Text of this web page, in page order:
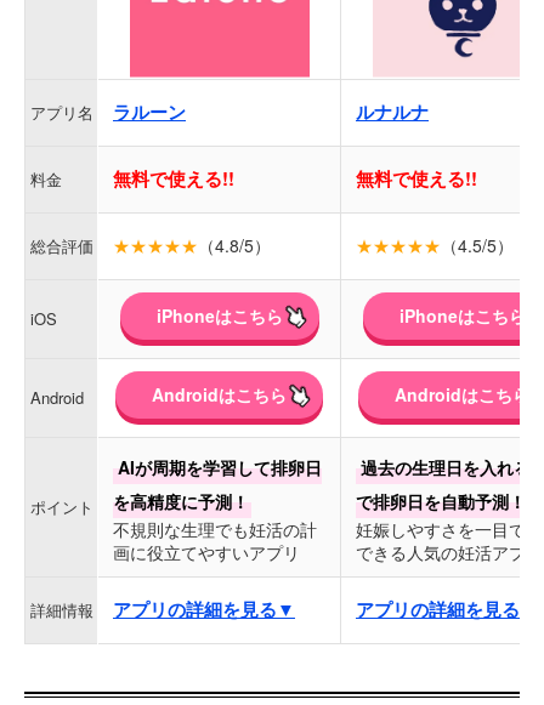
アプリ名 ラルーン ルナルナ
料金 無料で使える!! 無料で使える!!
総合評価 ★★★★★ （4.8/5） ★★★★★ （4.5/5）
iOS iPhoneはこちら iPhoneはこちら
Android Androidはこちら Androidはこちら
ポイント
AIが周期を学習して排卵日
を高精度に予測！
不規則な生理でも妊活の計
画に役立てやすいアプリ
過去の生理日を入れる
で排卵日を自動予測！
妊娠しやすさを一目で
できる人気の妊活アプリ
詳細情報 アプリの詳細を見る▼ アプリの詳細を見る▼